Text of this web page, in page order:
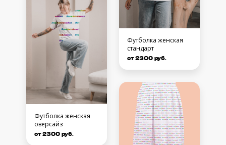
Футболка женская
оверсайз
от 2300 руб.
Футболка женская
стандарт
от 2300 руб.